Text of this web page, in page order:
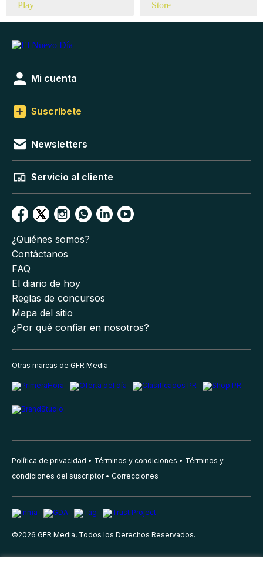
Mi cuenta
Suscríbete
Newsletters
Servicio al cliente
¿Quiénes somos?
Contáctanos
FAQ
El diario de hoy
Reglas de concursos
Mapa del sitio
¿Por qué confiar en nosotros?
Otras marcas de GFR Media
Política de privacidad Términos y condiciones
Términos y
condiciones del suscriptor
Correcciones
©2026 GFR Media, Todos los Derechos Reservados.